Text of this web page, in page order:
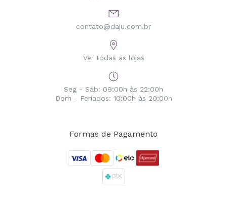
contato@daju.com.br
Ver todas as lojas
Seg - Sáb: 09:00h às 22:00h
Dom - Feriados: 10:00h às 20:00h
Formas de Pagamento